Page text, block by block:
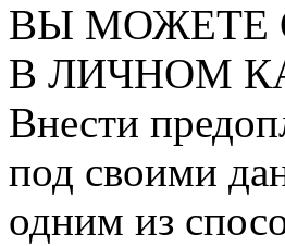
ВЫ МОЖЕТЕ
В ЛИЧНОМ
Внести
под своими
одним из